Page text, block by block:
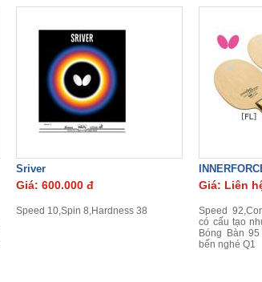
Sriver
Giá: 600.000 đ
Speed 10,Spin 8,Hardness 38
Giá: Liên
Speed
có cấu tạo
Bóng Bàn
bến nghé Q1